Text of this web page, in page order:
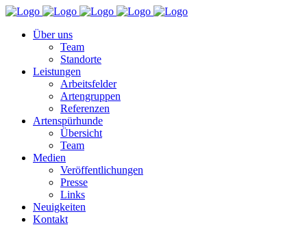
Über uns
Team
Standorte
Leistungen
Arbeitsfelder
Artengruppen
Referenzen
Artenspürhunde
Übersicht
Team
Medien
Veröffentlichungen
Presse
Links
Neuigkeiten
Kontakt